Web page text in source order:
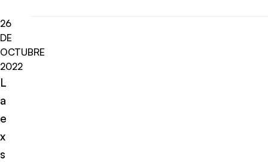
26
DE
OCTUBRE
2022
L
a
e
x
s